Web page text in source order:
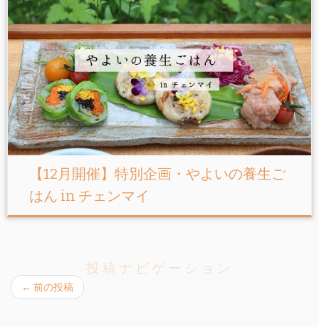
【12月開催】特別企画・やよいの養生ご
はん in チェンマイ
投稿ナビゲーション
← 前の投稿